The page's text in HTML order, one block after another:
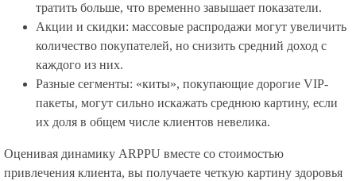
тратить больше, что временно завышает показатели.
Акции и скидки: массовые распродажи могут увеличить
количество покупателей, но снизить средний доход с
каждого из них.
Разные сегменты: «киты», покупающие дорогие VIP-
пакеты, могут сильно искажать среднюю картину, если
их доля в общем числе клиентов невелика.
Оценивая динамику ARPPU вместе со стоимостью
привлечения клиента, вы получаете четкую картину здоровья